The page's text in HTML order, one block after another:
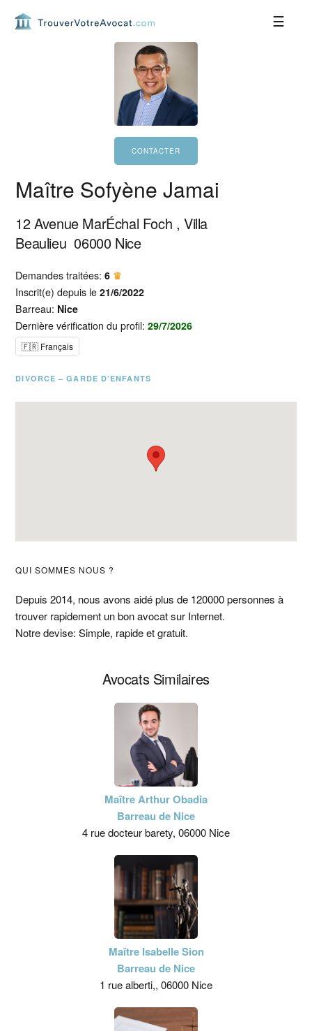
Maître Sofyène Jamai
12 Avenue MarÉchal Foch , Villa
Beaulieu 06000 Nice
Demandes traitées:6 ♛
Inscrit(e) depuis le21/6/2022
Barreau: Nice
Dernière vérification du profil:29/7/2026
🇫🇷 Français
DIVORCE – GARDE D’ENFANTS
Barre
latérale
principale
QUI SOMMES NOUS ?
Depuis 2014, nous avons aidé plus de 120000 personnes à
trouver rapidement un bon avocat sur Internet.
Notre devise: Simple, rapide et gratuit.
Avocats Similaires
Maître Arthur Obadia
Barreau de Nice
4 rue docteur barety, 06000 Nice
Maître Isabelle Sion
Barreau de Nice
1 rue alberti,, 06000 Nice